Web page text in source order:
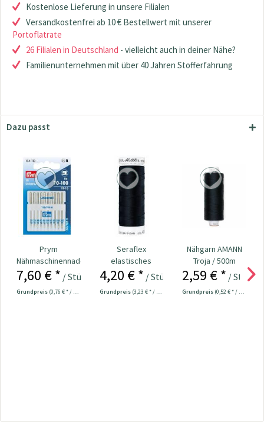
Kostenlose Lieferung in unsere Filialen
Versandkostenfrei ab 10 € Bestellwert mit unserer
Portoflatrate
26 Filialen in Deutschland - vielleicht auch in deiner Nähe?
Familienunternehmen mit über 40 Jahren Stofferfahrung
Dazu passt
Prym
Nähmaschinennadeln
130/705
Universal...
7,60 € * / Stück
Grundpreis (0,76 € * / 1 Stück)
Seraflex
elastisches
Nähgarn 130 m
schwarz
4,20 € * / Stück
Grundpreis (3,23 € * / 100 Meter)
Nähgarn AMANN
Troja / 500m
schwarz Col.4000
2,59 € * / Stück
Grundpreis (0,52 € * / 100 Meter)